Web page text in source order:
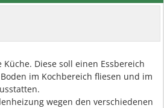
Diese soll einen Essbereich
im Kochbereich fliesen und im
wegen den verschiedenen